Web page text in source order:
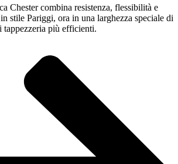
Chester combina resistenza, flessibilità e
stile Pariggi, ora in una larghezza speciale di
tappezzeria più efficienti.